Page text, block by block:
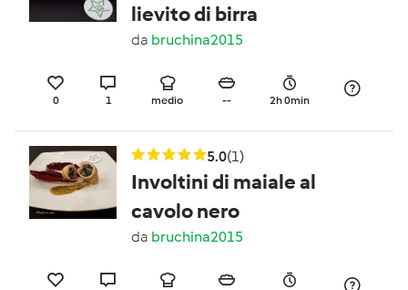
lievito di birra
da bruchina2015
0 1 medio -- 2h 0min
5.0(1)
Involtini di maiale al
cavolo nero
da bruchina2015